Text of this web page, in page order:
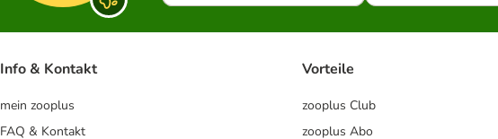
Info & Kontakt
mein zooplus
FAQ & Kontakt
Vorteile
zooplus Club
zooplus Abo